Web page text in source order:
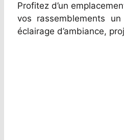
Profitez d’un
vos rassemblements
éclairage d’ambiance,